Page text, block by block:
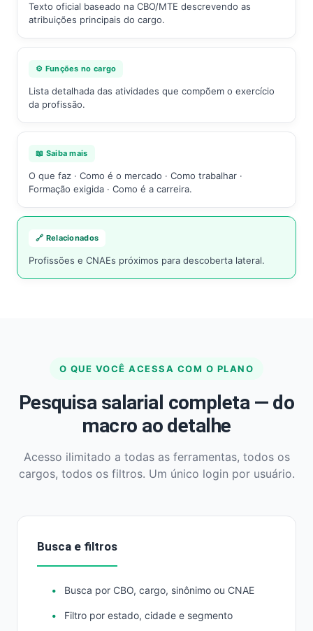
Texto oficial baseado na CBO/MTE descrevendo as
atribuições principais do cargo.
⚙️ Funções no cargo
Lista detalhada das atividades que compõem o exercício
da profissão.
📖 Saiba mais
O que faz · Como é o mercado · Como trabalhar ·
Formação exigida · Como é a carreira.
🔗 Relacionados
Profissões e CNAEs próximos para descoberta lateral.
O QUE VOCÊ ACESSA COM O PLANO
Pesquisa salarial completa — do
macro ao detalhe
Acesso ilimitado a todas as ferramentas, todos os
cargos, todos os filtros. Um único login por usuário.
Busca e filtros
Busca por CBO, cargo, sinônimo ou CNAE
Filtro por estado, cidade e segmento